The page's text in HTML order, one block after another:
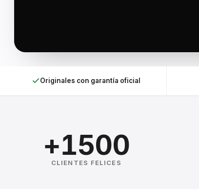
Originales con garantía oficial
+1500
CLIENTES FELICES